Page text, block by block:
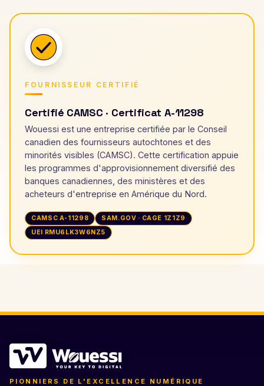
FOURNISSEUR CERTIFIÉ
Certifié CAMSC · Certificat A-11298
Wouessi est une entreprise certifiée par le Conseil
canadien des fournisseurs autochtones et des
minorités visibles (CAMSC). Cette certification appuie
les programmes d'approvisionnement diversifié des
banques canadiennes, des ministères et des
acheteurs d'entreprise en Amérique du Nord.
CAMSC A-11298
SAM.GOV · CAGE 1Z1Z9
UEI RMU6LK3W6NZ5
PIONNIERS DE L'EXCELLENCE NUMÉRIQUE